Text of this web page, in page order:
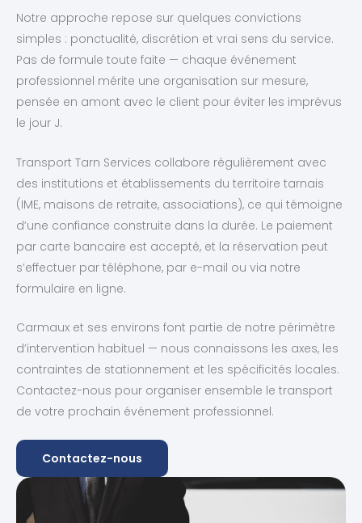
Notre approche repose sur quelques convictions
simples : ponctualité, discrétion et vrai sens du service.
Pas de formule toute faite — chaque événement
professionnel mérite une organisation sur mesure,
pensée en amont avec le client pour éviter les imprévus
le jour J.
Transport Tarn Services collabore régulièrement avec
des institutions et établissements du territoire tarnais
(IME, maisons de retraite, associations), ce qui témoigne
d’une confiance construite dans la durée. Le paiement
par carte bancaire est accepté, et la réservation peut
s’effectuer par téléphone, par e-mail ou via notre
formulaire en ligne.
Carmaux et ses environs font partie de notre périmètre
d’intervention habituel — nous connaissons les axes, les
contraintes de stationnement et les spécificités locales.
Contactez-nous pour organiser ensemble le transport
de votre prochain événement professionnel.
Contactez-nous